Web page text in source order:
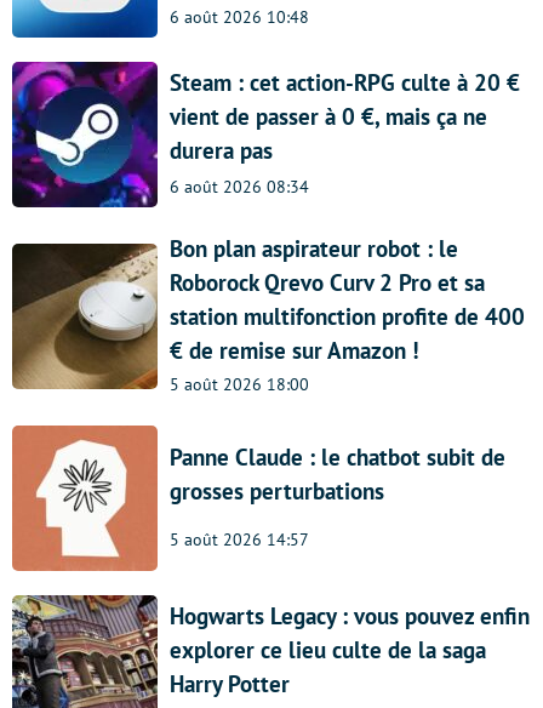
6 août 2026 10:48
Steam : cet action-RPG culte à 20 €
vient de passer à 0 €, mais ça ne
durera pas
6 août 2026 08:34
Bon plan aspirateur robot : le
Roborock Qrevo Curv 2 Pro et sa
station multifonction profite de 400
€ de remise sur Amazon !
5 août 2026 18:00
Panne Claude : le chatbot subit de
grosses perturbations
5 août 2026 14:57
Hogwarts Legacy : vous pouvez enfin
explorer ce lieu culte de la saga
Harry Potter